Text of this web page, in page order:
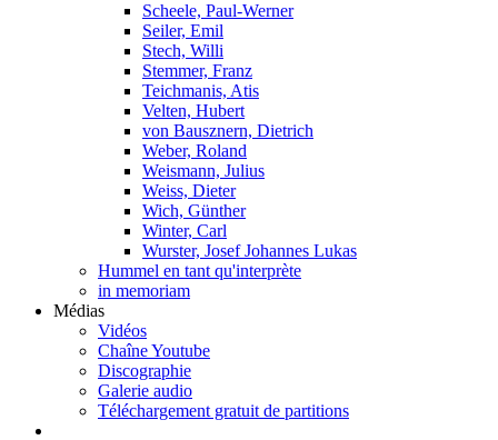
Scheele, Paul-Werner
Seiler, Emil
Stech, Willi
Stemmer, Franz
Teichmanis, Atis
Velten, Hubert
von Bausznern, Dietrich
Weber, Roland
Weismann, Julius
Weiss, Dieter
Wich, Günther
Winter, Carl
Wurster, Josef Johannes Lukas
Hummel en tant qu'interprète
in memoriam
Médias
Vidéos
Chaîne Youtube
Discographie
Galerie audio
Téléchargement gratuit de partitions